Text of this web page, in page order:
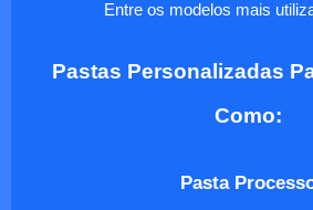
Entre os modelos mais
Pastas Personalizadas
Como:
Pasta